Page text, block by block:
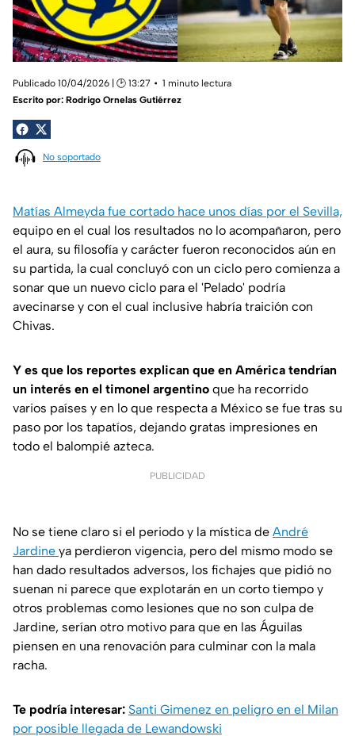
Publicado 10/04/2026 | 🕑 13:27
1 minuto lectura
Escrito por: Rodrigo Ornelas Gutiérrez
No soportado
Matías Almeyda fue cortado hace unos días por el Sevilla,
equipo en el cual los resultados no lo acompañaron, pero
el aura, su filosofía y carácter fueron reconocidos aún en
su partida, la cual concluyó con un ciclo pero comienza a
sonar que un nuevo ciclo para el 'Pelado' podría
avecinarse y con el cual inclusive habría traición con
Chivas.
Y es que los reportes explican que en América tendrían
un interés en el timonel argentino que ha recorrido
varios países y en lo que respecta a México se fue tras su
paso por los tapatíos, dejando gratas impresiones en
todo el balompié azteca.
PUBLICIDAD
No se tiene claro si el periodo y la mística de André
Jardine ya perdieron vigencia, pero del mismo modo se
han dado resultados adversos, los fichajes que pidió no
suenan ni parece que explotarán en un corto tiempo y
otros problemas como lesiones que no son culpa de
Jardine, serían otro motivo para que en las Águilas
piensen en una renovación para culminar con la mala
racha.
Te podría interesar: Santi Gimenez en peligro en el Milan
por posible llegada de Lewandowski